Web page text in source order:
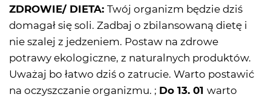
ZDROWIE/ DIETA: Twój organizm będzie dziś
domagał się soli. Zadbaj o zbilansowaną dietę i
nie szalej z jedzeniem. Postaw na zdrowe
potrawy ekologiczne, z naturalnych produktów.
Uważaj bo łatwo dziś o zatrucie. Warto postawić
na oczyszczanie organizmu. ; Do 13. 01 warto